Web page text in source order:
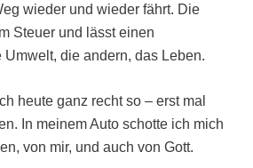
wieder und wieder fährt. Die
Steuer und lässt einen
Umwelt, die andern, das Leben.
heute ganz recht so – erst mal
In meinem Auto schotte ich mich
von mir, und auch von Gott.